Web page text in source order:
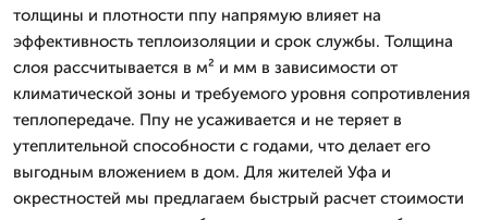
толщины и плотности ппу напрямую влияет на
эффективность теплоизоляции и срок службы. Толщина
слоя рассчитывается в м² и мм в зависимости от
климатической зоны и требуемого уровня сопротивления
теплопередаче. Ппу не усаживается и не теряет в
утеплительной способности с годами, что делает его
выгодным вложением в дом. Для жителей Уфа и
окрестностей мы предлагаем быстрый расчет стоимости